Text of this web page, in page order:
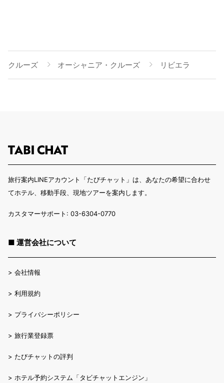
クルーズ オーシャニア・クルーズ リビエラ
旅行案内LINEアカウント「たびチャット」は、あなたの希望に合わせ
てホテル、移動手段、現地ツアーを案内します。
カスタマーサポート: 03-6304-0770
■ 運営会社について
> 会社情報
> 利用規約
> プライバシーポリシー
> 旅行業登録票
> たびチャットの評判
> ホテル予約システム「タビチャットエンジン」